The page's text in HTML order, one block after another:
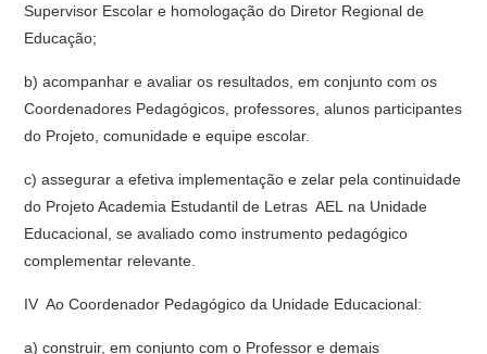
Supervisor Escolar e homologação do Diretor Regional de
Educação;
b) acompanhar e avaliar os resultados, em conjunto com os
Coordenadores Pedagógicos, professores, alunos participantes
do Projeto, comunidade e equipe escolar.
c) assegurar a efetiva implementação e zelar pela continuidade
do Projeto Academia Estudantil de Letras  AEL na Unidade
Educacional, se avaliado como instrumento pedagógico
complementar relevante.
IV  Ao Coordenador Pedagógico da Unidade Educacional:
a) construir, em conjunto com o Professor e demais